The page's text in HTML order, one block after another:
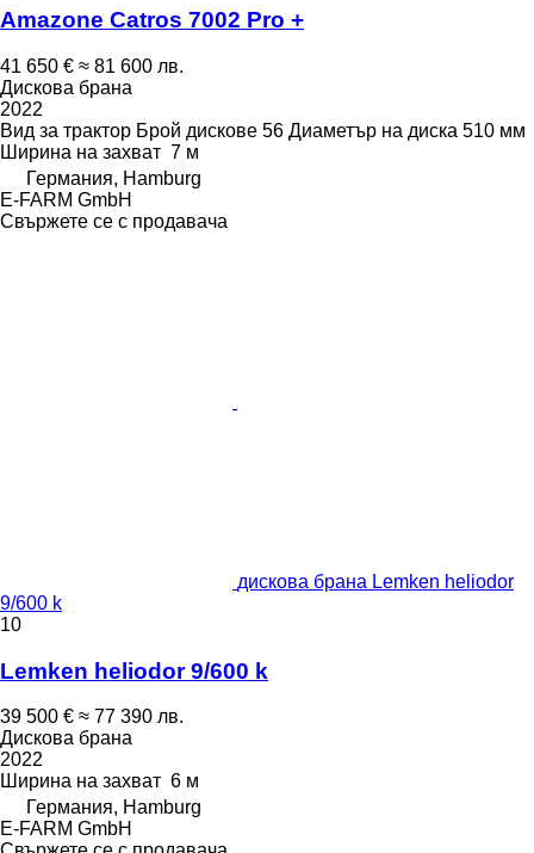
Amazone Catros 7002 Pro +
41 650 € ≈ 81 600 лв.
Дискова брана
2022
Вид за трактор Брой дискове 56 Диаметър на диска 510 мм
Ширина на захват 7 м
Германия, Hamburg
E-FARM GmbH
Свържете се с продавача
дискова брана Lemken heliodor
9/600 k
10
Lemken heliodor 9/600 k
39 500 € ≈ 77 390 лв.
Дискова брана
2022
Ширина на захват 6 м
Германия, Hamburg
E-FARM GmbH